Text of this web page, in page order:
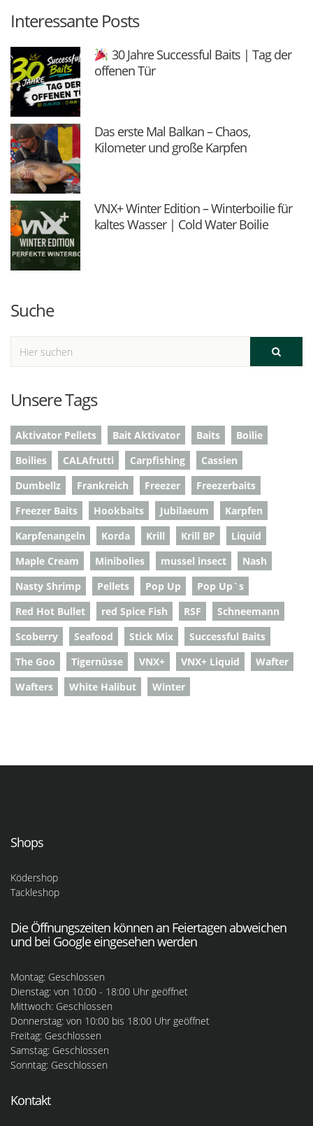
Interessante Posts
30 Jahre Successful Baits | Tag der
offenen Tür
Das erste Mal Balkan – Chaos,
Kilometer und große Karpfen
VNX+ Winter Edition – Winterboilie für
kaltes Wasser | Cold Water Boilie
Suche
Unsere Tags
Aktivator Pellets Bait Aktivator Baits
Boilie
Boilies
CALAfrutti Carpfishing
Cassien
Dumbellz
Frankreich Freezer
Freezerbaits
Freezer Baits
Hookbaits Jubilaeum
Karpfen
Karpfenangeln
Korda Krill Krill BP
Liquid
Maple Cream
Minibolies mussel insect
Nash
Nasty Shrimp
Pellets Pop Up
Pop Up`s
Red Hot Bullet
red Spice Fish RSF
Schneemann
Scoberry
Seafood Stick Mix
Successful Baits
The Goo
Tigernüsse VNX+ VNX+ Liquid
Wafter
Wafters
White Halibut Winter
Shops
Ködershop
Tackleshop
Die Öffnungszeiten können an Feiertagen abweichen
und bei Google eingesehen werden
Montag: Geschlossen
Dienstag: von 10:00 - 18:00 Uhr geöffnet
Mittwoch: Geschlossen
Donnerstag: von 10:00 bis 18:00 Uhr geöffnet
Freitag: Geschlossen
Samstag: Geschlossen
Sonntag: Geschlossen
Kontakt